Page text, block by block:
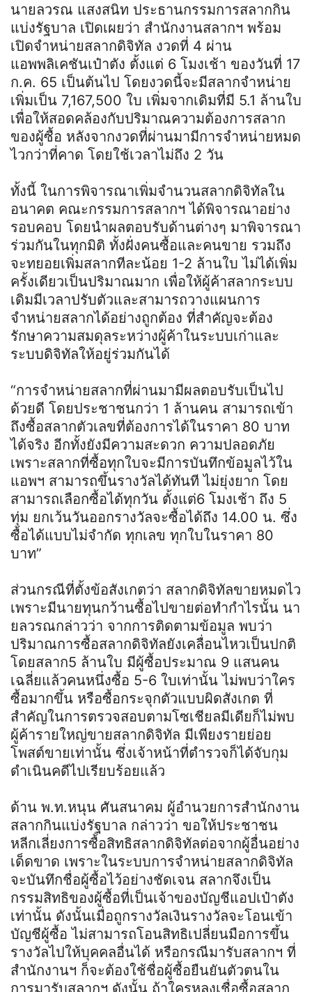
นายลวรณ แสงสนิท ประธานกรรมการสลากกิน
แบ่งรัฐบาล เปิดเผยว่า สำนักงานสลากฯ พร้อม
เปิดจำหน่ายสลากดิจิทัล งวดที่ 4 ผ่าน
แอพพลิเคชันเป๋าตัง ตั้งแต่ 6 โมงเช้า ของวันที่ 17
ก.ค. 65 เป็นต้นไป โดยงวดนี้จะมีสลากจำหน่าย
เพิ่มเป็น 7,167,500 ใบ เพิ่มจากเดิมที่มี 5.1 ล้านใบ
เพื่อให้สอดคล้องกับปริมาณความต้องการสลาก
ของผู้ซื้อ หลังจากงวดที่ผ่านมามีการจำหน่ายหมด
ไวกว่าที่คาด โดยใช้เวลาไม่ถึง 2 วัน
ทั้งนี้ ในการพิจารณาเพิ่มจำนวนสลากดิจิทัลใน
อนาคต คณะกรรมการสลากฯ ได้พิจารณาอย่าง
รอบคอบ โดยนำผลตอบรับด้านต่างๆ มาพิจารณา
ร่วมกันในทุกมิติ ทั้งฝั่งคนซื้อและคนขาย รวมถึง
จะทยอยเพิ่มสลากทีละน้อย 1-2 ล้านใบ ไม่ได้เพิ่ม
ครั้งเดียวเป็นปริมาณมาก เพื่อให้ผู้ค้าสลากระบบ
เดิมมีเวลาปรับตัวและสามารถวางแผนการ
จำหน่ายสลากได้อย่างถูกต้อง ที่สำคัญจะต้อง
รักษาความสมดุลระหว่างผู้ค้าในระบบเก่าและ
ระบบดิจิทัลให้อยู่ร่วมกันได้
“การจำหน่ายสลากที่ผ่านมามีผลตอบรับเป็นไป
ด้วยดี โดยประชาชนกว่า 1 ล้านคน สามารถเข้า
ถึงซื้อสลากตัวเลขที่ต้องการได้ในราคา 80 บาท
ได้จริง อีกทั้งยังมีความสะดวก ความปลอดภัย
เพราะสลากที่ซื้อทุกใบจะมีการบันทึกข้อมูลไว้ใน
แอพฯ สามารถขึ้นรางวัลได้ทันที ไม่ยุ่งยาก โดย
สามารถเลือกซื้อได้ทุกวัน ตั้งแต่6 โมงเช้า ถึง 5
ทุ่ม ยกเว้นวันออกรางวัลจะซื้อได้ถึง 14.00 น. ซึ่ง
ซื้อได้แบบไม่จำกัด ทุกเลข ทุกใบในราคา 80
บาท”
ส่วนกรณีที่ตั้งข้อสังเกตว่า สลากดิจิทัลขายหมดไว
เพราะมีนายทุนกว้านซื้อไปขายต่อทำกำไรนั้น นา
ยลวรณกล่าวว่า จากการติดตามข้อมูล พบว่า
ปริมาณการซื้อสลากดิจิทัลยังเคลื่อนไหวเป็นปกติ
โดยสลาก5 ล้านใบ มีผู้ซื้อประมาณ 9 แสนคน
เฉลี่ยแล้วคนหนึ่งซื้อ 5-6 ใบเท่านั้น ไม่พบว่าใคร
ซื้อมากขึ้น หรือซื้อกระจุกตัวแบบผิดสังเกต ที่
สำคัญในการตรวจสอบตามโซเชียลมีเดียก็ไม่พบ
ผู้ค้ารายใหญ่ขายสลากดิจิทัล มีเพียงรายย่อย
โพสต์ขายเท่านั้น ซึ่งเจ้าหน้าที่ตำรวจก็ได้จับกุม
ดำเนินคดีไปเรียบร้อยแล้ว
ด้าน พ.ท.หนุน ศันสนาคม ผู้อำนวยการสำนักงาน
สลากกินแบ่งรัฐบาล กล่าวว่า ขอให้ประชาชน
หลีกเลี่ยงการซื้อสิทธิสลากดิจิทัลต่อจากผู้อื่นอย่าง
เด็ดขาด เพราะในระบบการจำหน่ายสลากดิจิทัล
จะบันทึกชื่อผู้ซื้อไว้อย่างชัดเจน สลากจึงเป็น
กรรมสิทธิของผู้ซื้อที่เป็นเจ้าของบัญชีแอปเป๋าตัง
เท่านั้น ดังนั้นเมื่อถูกรางวัลเงินรางวัลจะโอนเข้า
บัญชีผู้ซื้อ ไม่สามารถโอนสิทธิเปลี่ยนมือการขึ้น
รางวัลไปให้บุคคลอื่นได้ หรือกรณีมารับสลากฯ ที่
สำนักงานฯ ก็จะต้องใช้ชื่อผู้ซื้อยืนยันตัวตนใน
การมารับสลากฯ ดังนั้น ถ้าใครหลงเชื่อซื้อสลาก